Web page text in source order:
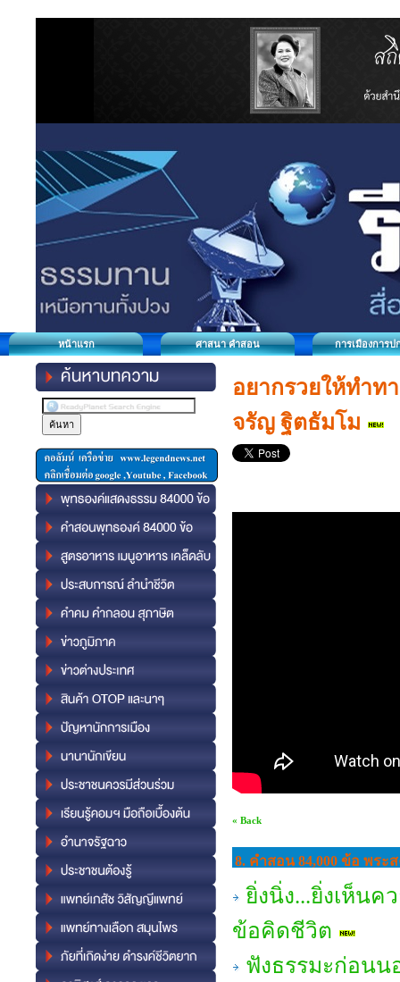
หน้าแรก ศาสนา คำสอน การเมืองการป
อยากรวยให้ทำท
จรัญ ฐิตธัมโม
« Back
8. คำสอน 84,000 ข้อ พระ
ยิ่งนิ่ง...ยิ่งเห็นค
ข้อคิดชีวิต
ฟังธรรมะก่อนน